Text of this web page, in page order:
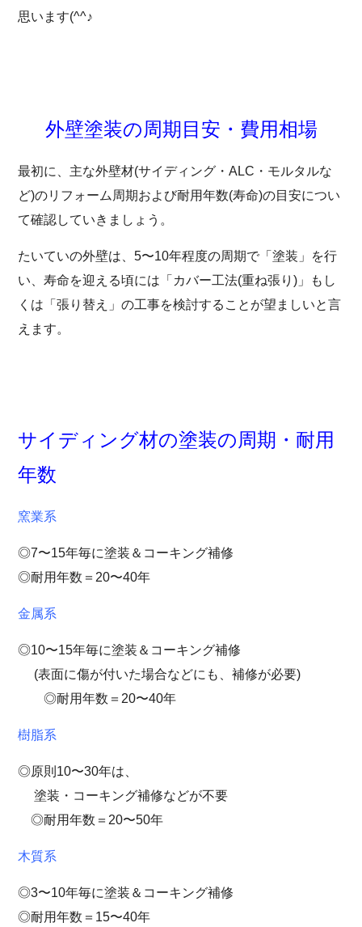
思います(^^♪
外壁塗装の周期目安・費用相場
最初に、主な外壁材(サイディング・ALC・モルタルな
ど)のリフォーム周期および耐用年数(寿命)の目安につい
て確認していきましょう。
たいていの外壁は、5〜10年程度の周期で「塗装」を行
い、寿命を迎える頃には「カバー工法(重ね張り)」もし
くは「張り替え」の工事を検討することが望ましいと言
えます。
サイディング材の塗装の周期・耐用
年数
窯業系
◎7〜15年毎に塗装＆コーキング補修
◎耐用年数＝20〜40年
金属系
◎10〜15年毎に塗装＆コーキング補修
(表面に傷が付いた場合などにも、補修が必要)
◎耐用年数＝20〜40年
樹脂系
◎原則10〜30年は、
塗装・コーキング補修などが不要
◎耐用年数＝20〜50年
木質系
◎3〜10年毎に塗装＆コーキング補修
◎耐用年数＝15〜40年